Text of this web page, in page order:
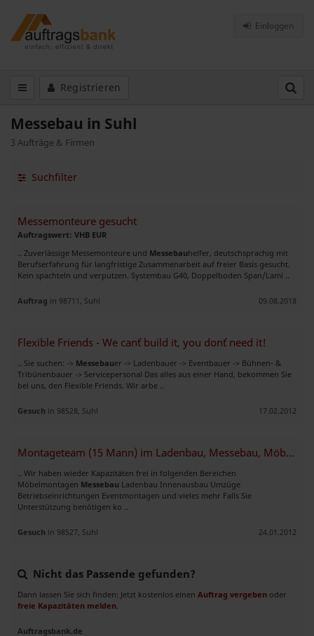
Einloggen
Registrieren
Messebau in Suhl
3 Aufträge & Firmen
Suchfilter
Messemonteure gesucht
Auftragswert: VHB EUR
.. Zuverlässige Messemonteure und Messebauhelfer, deutschsprachig mit
Berufserfahrung für langfristige Zusammenarbeit auf freier Basis gesucht.
Kein spachteln und verputzen. Systembau G40, Doppelboden Span/Lami ..
Auftrag in 98711, Suhl 09.08.2018
Flexible Friends - We can´t build it, you don´t need it!
.. Sie suchen: -> Messebauer -> Ladenbauer -> Eventbauer -> Bühnen- &
Tribünenbauer -> Servicepersonal Das alles aus einer Hand, bekommen Sie
bei uns, den Flexible Friends. Wir arbe ..
Gesuch in 98528, Suhl 17.02.2012
Montageteam (15 Mann) im Ladenbau, Messebau, Möbelmontagen
.. Wir haben wieder Kapazitäten frei in folgenden Bereichen
Möbelmontagen Messebau Ladenbau Innenausbau Umzüge
Betriebseinrichtungen Eventmontagen und vieles mehr Falls Sie
Unterstützung benötigen ko ..
Gesuch in 98527, Suhl 24.01.2012
Nicht das Passende gefunden?
Dann lassen Sie sich finden: Jetzt kostenlos einen Auftrag vergeben oder
freie Kapazitäten melden
Auftragsbank.de